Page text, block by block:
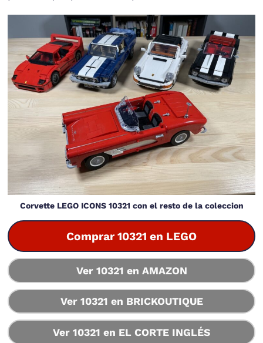
Corvette LEGO ICONS 10321 con el resto de la coleccion
Comprar 10321 en LEGO
Ver 10321 en AMAZON
Ver 10321 en BRICKOUTIQUE
Ver 10321 en EL CORTE INGLÉS